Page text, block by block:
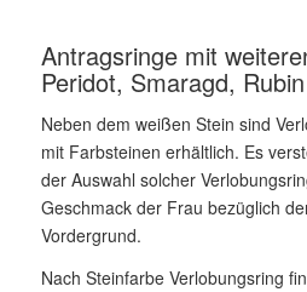
Antragsringe mit
Peridot, Smaragd,
Neben dem weißen Stein sind
mit Farbsteinen erhältlich. Es
der Auswahl solcher
Geschmack der Frau bezüglich
Vordergrund.
Nach Steinfarbe Verlobungsring